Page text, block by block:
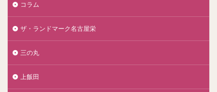
コラム
ザ・ランドマーク名古屋栄
三の丸
上飯田